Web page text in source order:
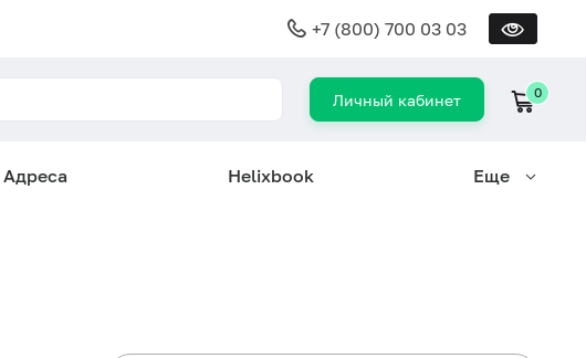
+7 (800) 700 03 03
Личный кабинет 0
Адреса Helixbook Еще